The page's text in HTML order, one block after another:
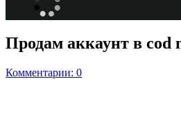
Продам аккаунт в cod
Комментарии: 0